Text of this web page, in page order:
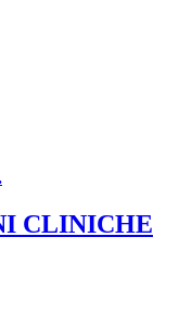
CLINICHE